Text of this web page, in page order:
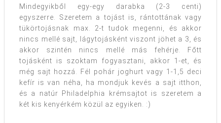
Mindegyikből egy-egy darabka (2-3 centi)
egyszerre. Szeretem a tojást is, rántottának vagy
tükörtojásnak max. 2-t tudok megenni, és akkor
nincs mellé sajt, lágytojásként viszont jöhet a 3, és
akkor szintén nincs mellé más fehérje. Főtt
tojásként is szoktam fogyasztani, akkor 1-et, és
még sajt hozzá. Fél pohár joghurt vagy 1-1,5 deci
kefír is van néha, ha mondjuk kevés a sajt itthon,
és a natúr Philadelphia krémsajtot is szeretem a
két kis kenyérkém közül az egyiken. :)